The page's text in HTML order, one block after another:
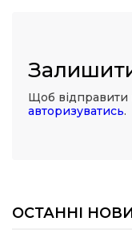
Щоб відправити
авторизуватись.
ОСТАННІ